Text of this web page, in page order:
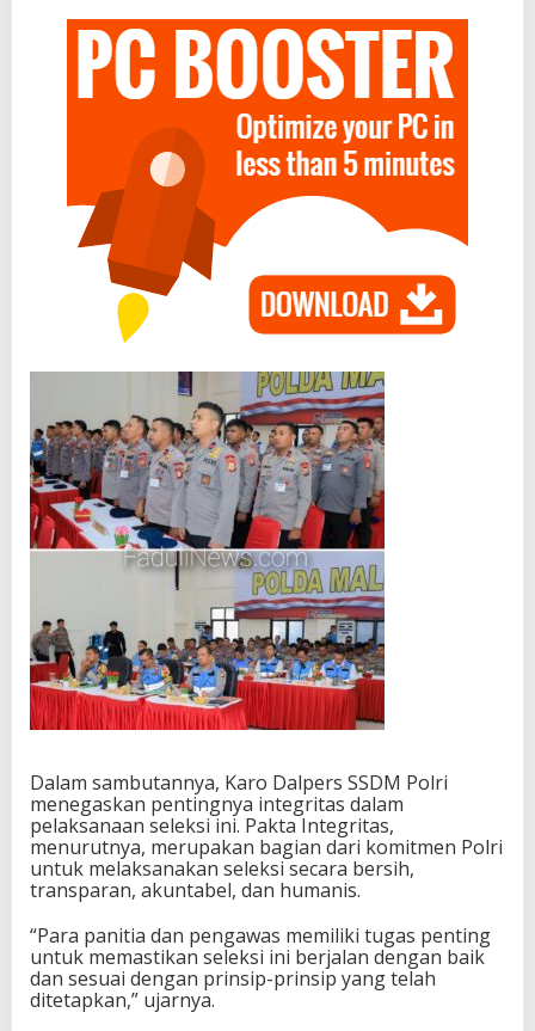
Dalam sambutannya, Karo Dalpers SSDM Polri
menegaskan pentingnya integritas dalam
pelaksanaan seleksi ini. Pakta Integritas,
menurutnya, merupakan bagian dari komitmen Polri
untuk melaksanakan seleksi secara bersih,
transparan, akuntabel, dan humanis.
“Para panitia dan pengawas memiliki tugas penting
untuk memastikan seleksi ini berjalan dengan baik
dan sesuai dengan prinsip-prinsip yang telah
ditetapkan,” ujarnya.